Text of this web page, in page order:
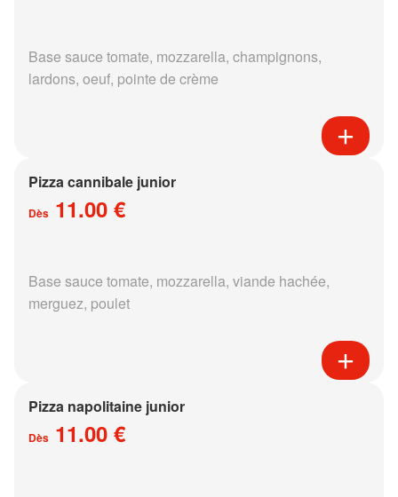
Base sauce tomate, mozzarella, champignons,
lardons, oeuf, pointe de crème
Pizza cannibale junior
Dès 11.00 €
Base sauce tomate, mozzarella, viande hachée,
merguez, poulet
Pizza napolitaine junior
Dès 11.00 €